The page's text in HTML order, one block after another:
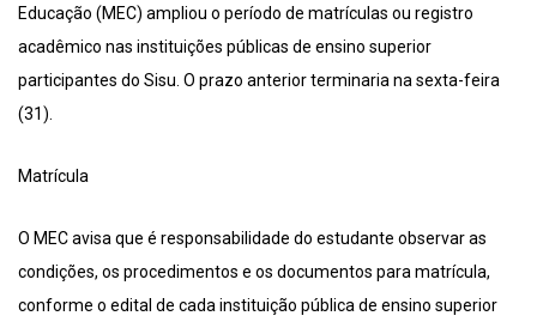
Educação (MEC) ampliou o período de matrículas ou registro
acadêmico nas instituições públicas de ensino superior
participantes do Sisu. O prazo anterior terminaria na sexta-feira
(31).
Matrícula
O MEC avisa que é responsabilidade do estudante observar as
condições, os procedimentos e os documentos para matrícula,
conforme o edital de cada instituição pública de ensino superior